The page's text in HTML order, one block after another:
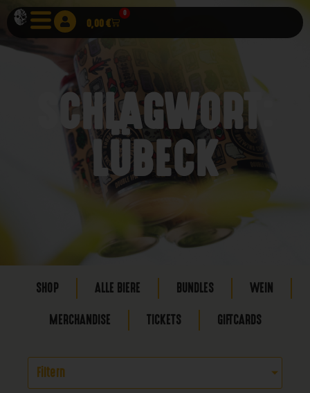
0,00€
0
SCHLAGWORT:
LÜBECK
SHOP ALLE BIERE BUNDLES WEIN
MERCHANDISE TICKETS GIFTCARDS
Filtern